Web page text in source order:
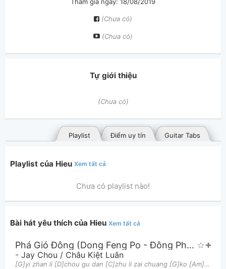
(Chưa có)
(Chưa có)
Tự giới thiệu
(Chưa có)
Guitar Tabs
Điểm uy tín
Playlist
Bài hát đã đăng
Playlist của Hieu Xem tất cả
Chưa có playlist nào!
Bài hát yêu thích của Hieu Xem tất cả
Phá Gió Đông (Dong Feng Po - Đông Phong Phá)
- Jay Chou / Châu Kiệt Luân
[G]yi zhan li [D]chou gu dan [C]zhu li zai chuang [G]ko [Am]wo zai men [D]hou jia zhuang [G]ni